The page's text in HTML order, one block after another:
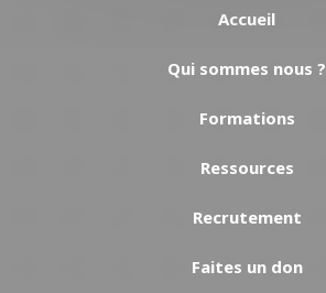
Accueil
Qui sommes nous ?
Formations
Ressources
Recrutement
Faites un don